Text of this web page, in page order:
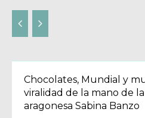
Chocolates, Mundial y
viralidad de la mano de
aragonesa Sabina Banzo